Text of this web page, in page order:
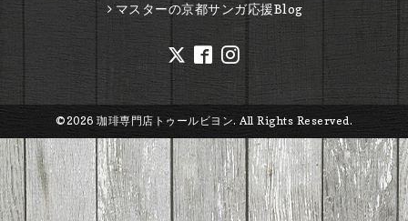
マスターの京都サンガ応援Blog
©2026 珈琲専門店トゥールビヨン. All Rights Reserved.